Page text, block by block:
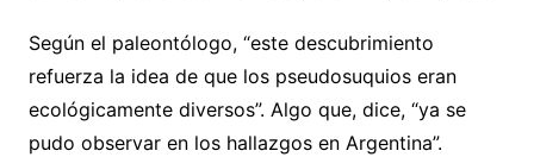
Según el paleontólogo, “este descubrimiento
refuerza la idea de que los pseudosuquios eran
ecológicamente diversos”. Algo que, dice, “ya se
pudo observar en los hallazgos en Argentina”.